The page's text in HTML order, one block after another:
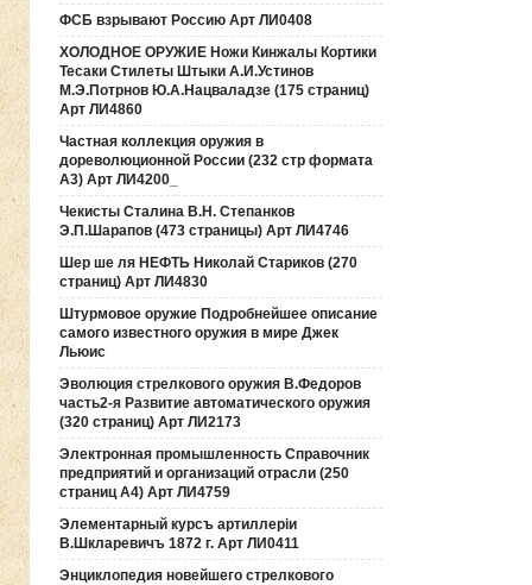
ФСБ взрывают Россию Арт ЛИ0408
ХОЛОДНОЕ ОРУЖИЕ Ножи Кинжалы Кортики
Тесаки Стилеты Штыки А.И.Устинов
М.Э.Потрнов Ю.А.Нацваладзе (175 страниц)
Арт ЛИ4860
Частная коллекция оружия в
дореволюционной России (232 стр формата
А3) Арт ЛИ4200_
Чекисты Сталина В.Н. Степанков
Э.П.Шарапов (473 страницы) Арт ЛИ4746
Шер ше ля НЕФТЬ Николай Стариков (270
страниц) Арт ЛИ4830
Штурмовое оружие Подробнейшее описание
самого известного оружия в мире Джек
Льюис
Эволюция стрелкового оружия В.Федоров
часть2-я Развитие автоматического оружия
(320 страниц) Арт ЛИ2173
Электронная промышленность Справочник
предприятий и организаций отрасли (250
страниц А4) Арт ЛИ4759
Элементарный курсъ артиллерiи
В.Шкларевичъ 1872 г. Арт ЛИ0411
Энциклопедия новейшего стрелкового